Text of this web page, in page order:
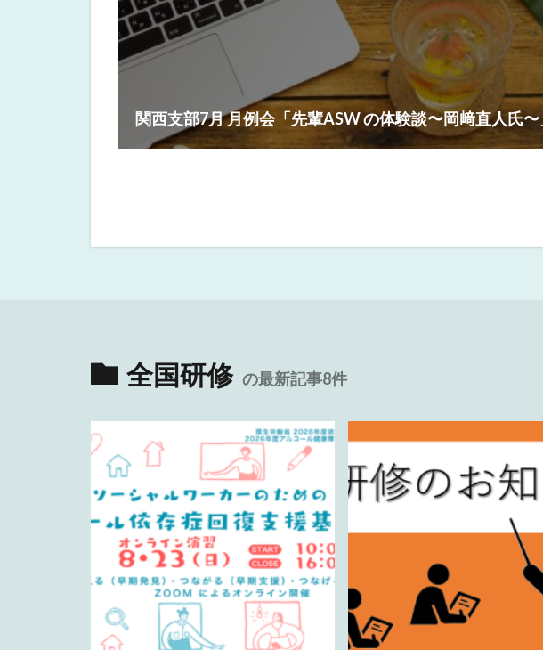
関西支部7月 月例会「先輩ASW の体験談〜岡﨑直⼈⽒〜
全国研修 の最新記事8件